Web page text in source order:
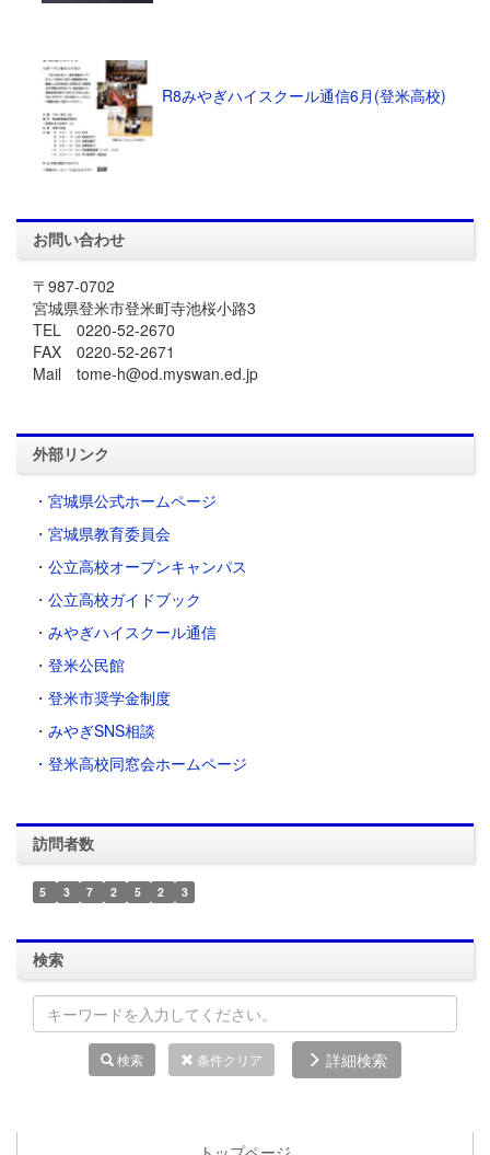
R8みやぎハイスクール通信6月(登米高校)
お問い合わせ
〒987-0702
宮城県登米市登米町寺池桜小路3
TEL 0220-52-2670
FAX 0220-52-2671
Mail tome-h@od.myswan.ed.jp
外部リンク
・ 宮城県公式ホームページ
・ 宮城県教育委員会
・ 公立高校オープンキャンパス
・ 公立高校ガイドブック
・ みやぎハイスクール通信
・ 登米公民館
・ 登米市奨学金制度
・ みやぎSNS相談
・登米高校同窓会ホームページ
訪問者数
5 3 7 2 5 2 3
検索
検索 条件クリア 詳細検索